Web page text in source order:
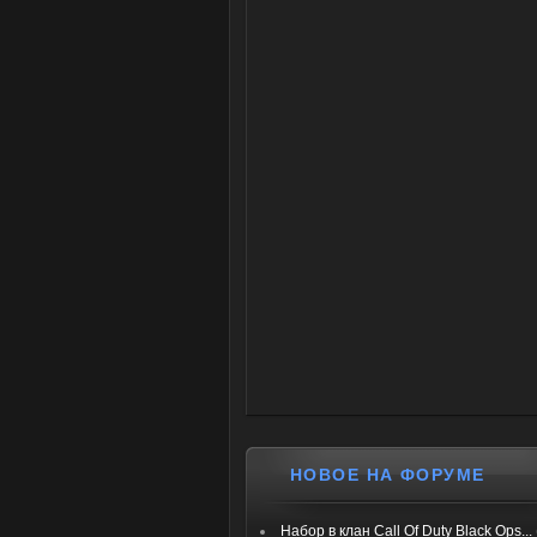
НОВОЕ НА ФОРУМЕ
Набор в клан Call Of Duty Black Ops...